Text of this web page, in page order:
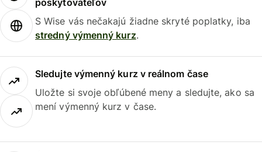
poskytovateľov
S Wise vás nečakajú žiadne skryté poplatky, iba
stredný výmenný kurz.
Sledujte výmenný kurz v reálnom čase
Uložte si svoje obľúbené meny a sledujte, ako sa
mení výmenný kurz v čase.